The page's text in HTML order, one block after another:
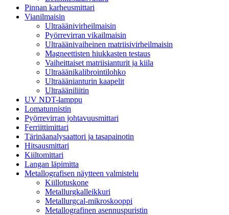
Pinnan karheusmittari
Vianilmaisin
Ultraäänivirheilmaisin
Pyörrevirran vikailmaisin
Ultraäänivaiheinen matriisivirheilmaisin
Magneettisten hiukkasten testaus
Vaiheittaiset matriisianturit ja kiila
Ultraäänikalibrointilohko
Ultraäänianturin kaapelit
Ultraääniliitin
UV NDT-lamppu
Lomatunnistin
Pyörrevirran johtavuusmittari
Ferriittimittari
Tärinäanalysaattori ja tasapainotin
Hitsausmittari
Kiiltomittari
Langan läpimitta
Metallografisen näytteen valmistelu
Kiillotuskone
Metallurgkalleikkuri
Metallurgcal-mikroskooppi
Metallografinen asennuspuristin